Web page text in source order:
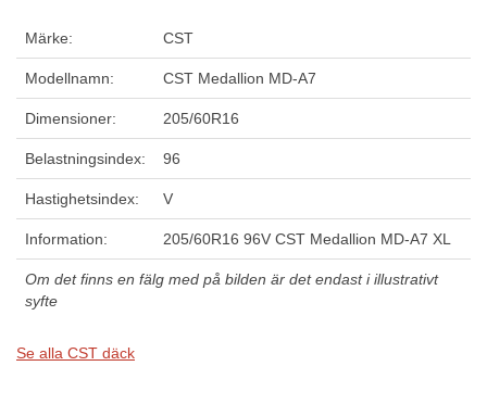
Märke: CST
Modellnamn: CST Medallion MD-A7
Dimensioner: 205/60R16
Belastningsindex: 96
Hastighetsindex: V
Information: 205/60R16 96V CST Medallion MD-A7 XL
Om det finns en fälg med på bilden är det endast i illustrativt
syfte
Se alla CST däck